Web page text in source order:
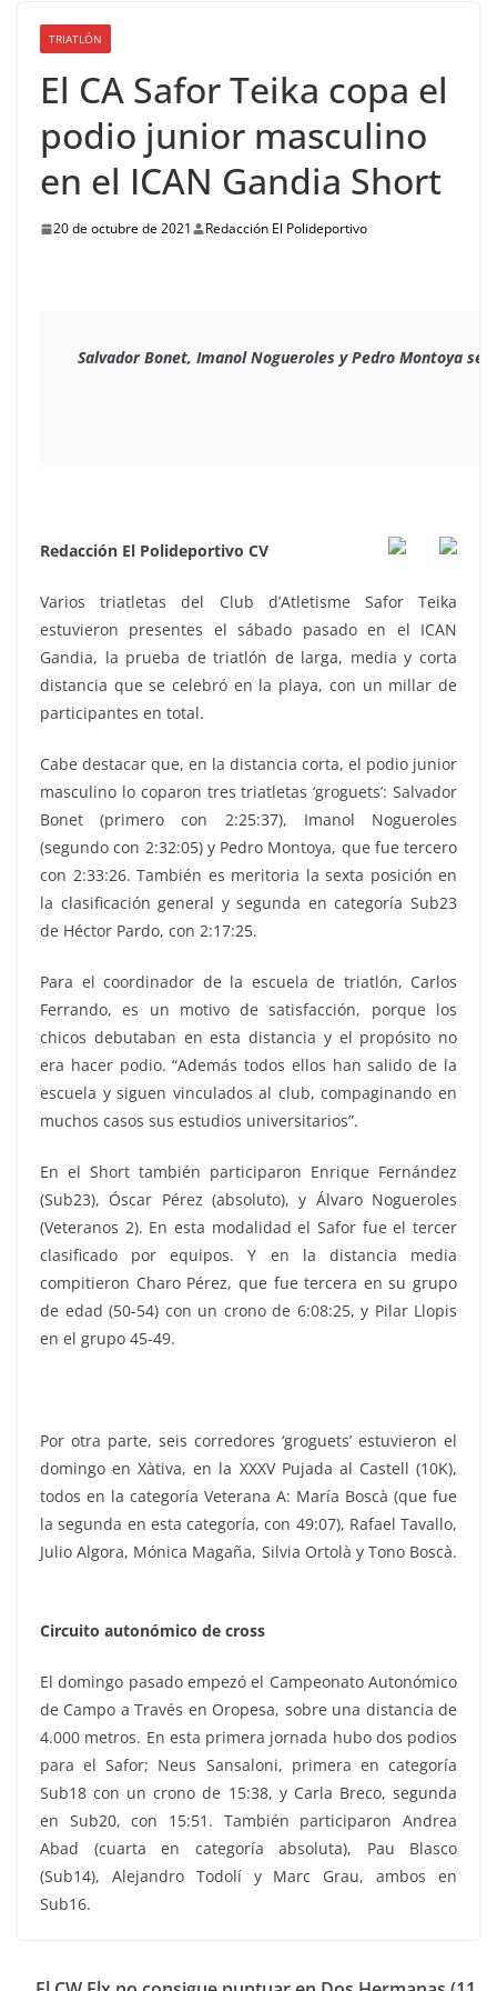
TRIATLÓN
El CA Safor Teika copa el
podio junior masculino
en el ICAN Gandia Short
20 de octubre de 2021 Redacción El Polideportivo
Salvador Bonet, Imanol Nogueroles y Pedro Montoya
Redacción El Polideportivo CV
Varios triatletas del Club d’Atletisme Safor Teika
estuvieron presentes el sábado pasado en el ICAN
Gandia, la prueba de triatlón de larga, media y corta
distancia que se celebró en la playa, con un millar de
participantes en total.
Cabe destacar que, en la distancia corta, el podio junior
masculino lo coparon tres triatletas ‘groguets’: Salvador
Bonet (primero con 2:25:37), Imanol Nogueroles
(segundo con 2:32:05) y Pedro Montoya, que fue tercero
con 2:33:26. También es meritoria la sexta posición en
la clasificación general y segunda en categoría Sub23
de Héctor Pardo, con 2:17:25.
Para el coordinador de la escuela de triatlón, Carlos
Ferrando, es un motivo de satisfacción, porque los
chicos debutaban en esta distancia y el propósito no
era hacer podio. “Además todos ellos han salido de la
escuela y siguen vinculados al club, compaginando en
muchos casos sus estudios universitarios”.
En el Short también participaron Enrique Fernández
(Sub23), Óscar Pérez (absoluto), y Álvaro Nogueroles
(Veteranos 2). En esta modalidad el Safor fue el tercer
clasificado por equipos. Y en la distancia media
compitieron Charo Pérez, que fue tercera en su grupo
de edad (50-54) con un crono de 6:08:25, y Pilar Llopis
en el grupo 45-49.
Por otra parte, seis corredores ‘groguets’ estuvieron el
domingo en Xàtiva, en la XXXV Pujada al Castell (10K),
todos en la categoría Veterana A: María Boscà (que fue
la segunda en esta categoría, con 49:07), Rafael Tavallo,
Julio Algora, Mónica Magaña, Silvia Ortolà y Tono Boscà.
Circuito autonómico de cross
El domingo pasado empezó el Campeonato Autonómico
de Campo a Través en Oropesa, sobre una distancia de
4.000 metros. En esta primera jornada hubo dos podios
para el Safor; Neus Sansaloni, primera en categoría
Sub18 con un crono de 15:38, y Carla Breco, segunda
en Sub20, con 15:51. También participaron Andrea
Abad (cuarta en categoría absoluta), Pau Blasco
(Sub14), Alejandro Todolí y Marc Grau, ambos en
Sub16.